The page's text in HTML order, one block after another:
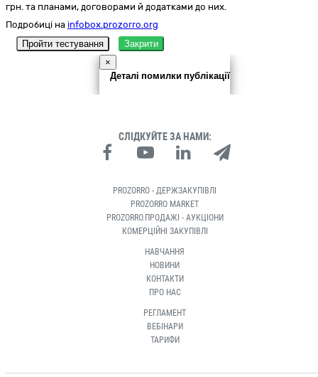
грн. та планами, договорами й додатками до них.
Подробиці на infobox.prozorro.org
Пройти тестування
Закрити
×
Деталі помилки публікації
СЛІДКУЙТЕ ЗА НАМИ:
PROZORRO - ДЕРЖЗАКУПІВЛІ
PROZORRO MARKET
PROZORRO.ПРОДАЖІ - АУКЦІОНИ
КОМЕРЦІЙНІ ЗАКУПІВЛІ
НАВЧАННЯ
НОВИНИ
КОНТАКТИ
ПРО НАС
РЕГЛАМЕНТ
ВЕБІНАРИ
ТАРИФИ